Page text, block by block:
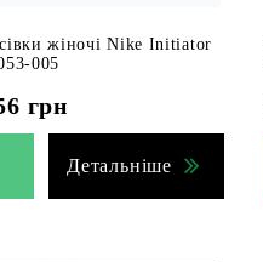
жіночі Nike Initiator
005
грн
Детальніше